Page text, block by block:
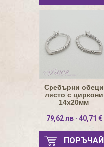
Сребърни обеци
листо с циркони
14х20мм
79,62 лв · 40,71 €
ПОРЪЧАЙ